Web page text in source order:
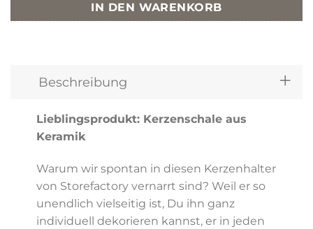
IN DEN WARENKORB
Beschreibung
Lieblingsprodukt: Kerzenschale aus
Keramik
Warum wir spontan in diesen Kerzenhalter
von Storefactory vernarrt sind? Weil er so
unendlich vielseitig ist, Du ihn ganz
individuell dekorieren kannst, er in jeden